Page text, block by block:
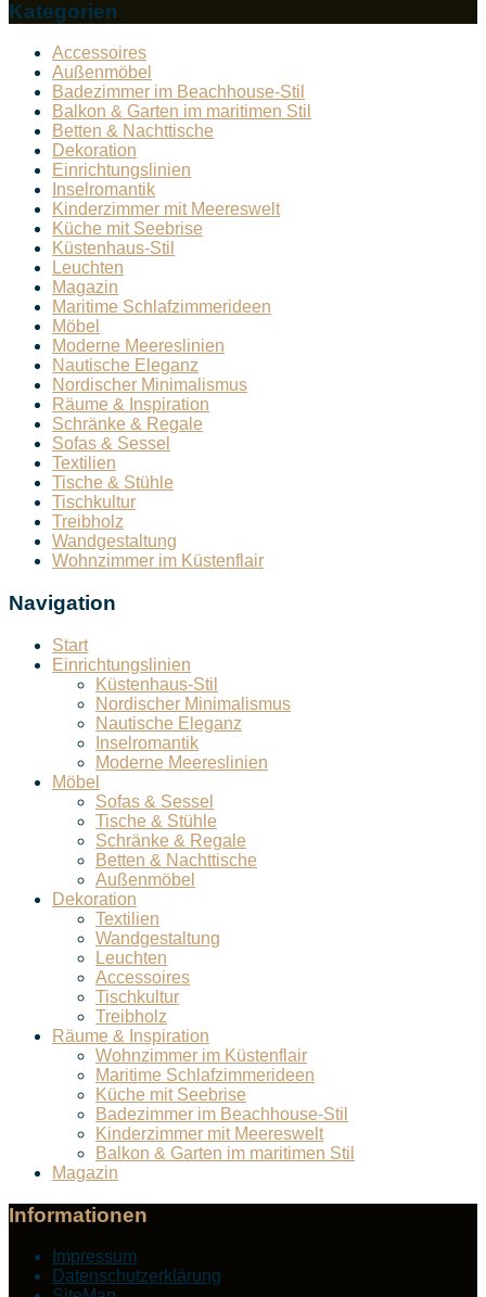
Kategorien
Accessoires
Außenmöbel
Badezimmer im Beachhouse-Stil
Balkon & Garten im maritimen Stil
Betten & Nachttische
Dekoration
Einrichtungslinien
Inselromantik
Kinderzimmer mit Meereswelt
Küche mit Seebrise
Küstenhaus-Stil
Leuchten
Magazin
Maritime Schlafzimmerideen
Möbel
Moderne Meereslinien
Nautische Eleganz
Nordischer Minimalismus
Räume & Inspiration
Schränke & Regale
Sofas & Sessel
Textilien
Tische & Stühle
Tischkultur
Treibholz
Wandgestaltung
Wohnzimmer im Küstenflair
Navigation
Start
Einrichtungslinien
Küstenhaus-Stil
Nordischer Minimalismus
Nautische Eleganz
Inselromantik
Moderne Meereslinien
Möbel
Sofas & Sessel
Tische & Stühle
Schränke & Regale
Betten & Nachttische
Außenmöbel
Dekoration
Textilien
Wandgestaltung
Leuchten
Accessoires
Tischkultur
Treibholz
Räume & Inspiration
Wohnzimmer im Küstenflair
Maritime Schlafzimmerideen
Küche mit Seebrise
Badezimmer im Beachhouse-Stil
Kinderzimmer mit Meereswelt
Balkon & Garten im maritimen Stil
Magazin
Informationen
Impressum
Datenschutzerklärung